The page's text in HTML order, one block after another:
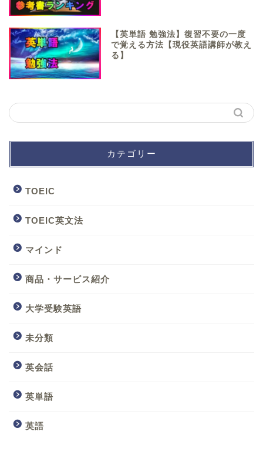
【英単語 勉強法】復習不要の一度
で覚える方法【現役英語講師が教え
る】
カテゴリー
TOEIC
TOEIC英文法
マインド
商品・サービス紹介
大学受験英語
未分類
英会話
英単語
英語